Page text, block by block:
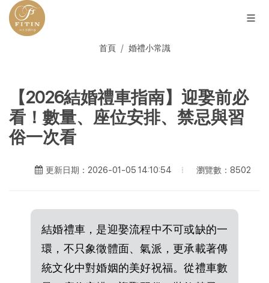
首頁 婚禮小常識
【2026結婚禮車指南】迎娶前必
看！數量、座位安排、禁忌與習
俗一次看
更新日期：2026-01-05 14:10:54 瀏覽數：8502
結婚禮車，是迎娶流程中不可或缺的一
環，不只象徵體面、氣派，更承載著傳
統文化中對婚姻的美好祝福。從禮車數